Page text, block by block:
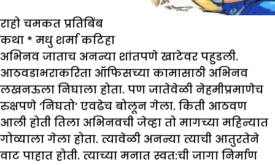
राहो चमकत प्रतिबिंब
कथा * मधु शर्मा कटिहा
अभिनव जाताच अनन्या शांतपणे खाटेवर पहुडली.
आठवडाभराकरिता ऑफिसच्या कामासाठी अभिनव
लखनऊला निघाला होता. पण जातेवेळी नेहमीप्रमाणेच
रुक्षपणे ‘निघतो’ एवढेच बोलून गेला. किती आठवण
आली होती तिला अभिनवची जेव्हा तो मागच्या महिन्यात
गोव्याला गेला होता. त्यावेळी अनन्या त्याची आतुरतेने
वाट पाहात होती. त्याच्या मनात स्वत:ची जागा निर्माण